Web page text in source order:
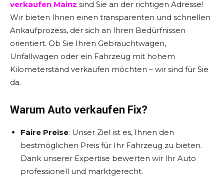
verkaufen Mainz sind Sie an der richtigen Adresse!
Wir bieten Ihnen einen transparenten und schnellen
Ankaufprozess, der sich an Ihren Bedürfnissen
orientiert. Ob Sie Ihren Gebrauchtwagen,
Unfallwagen oder ein Fahrzeug mit hohem
Kilometerstand verkaufen möchten – wir sind für Sie
da.
Warum Auto verkaufen Fix?
Faire Preise: Unser Ziel ist es, Ihnen den
bestmöglichen Preis für Ihr Fahrzeug zu bieten.
Dank unserer Expertise bewerten wir Ihr Auto
professionell und marktgerecht.